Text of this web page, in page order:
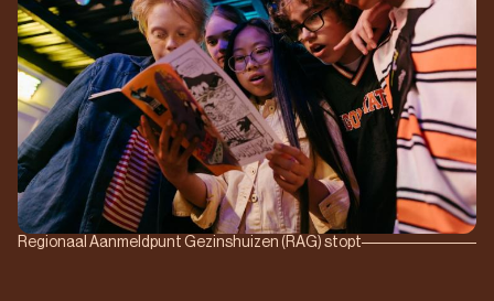
Regionaal Aanmeldpunt Gezinshuizen (RAG) stopt